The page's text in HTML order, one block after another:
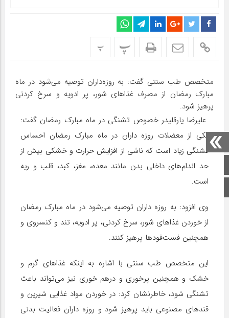
صفحه اصلی
اینستاگرام
پ پ
متخصص طب سنتی گفت: به روزه‌داران توصیه می‌شود در ماه
مبارک رمضان از مصرف غذاهای شور، پر ادویه و سرخ کردنی
پرهیز شود.
علیرضا یارقلیدر خصوص تشنگی در ماه مبارک رمضان گفت:
یکی از معضلات روزه داران در ماه مبارک رمضان احساس
تشنگی زیاد است که ناشی از افزایش حرارت و خشکی بیش از
حد اندام‌های داخلی بدن مانند معده، مغز، کبد، قلب و ریه
است.
وی افزود: به روزه داران توصیه می‌شود در ماه مبارک رمضان
از خوردن غذاهای شور، سرخ کردنی، پر ادویه، تند و کنسروی و
همچنین فست‌فودها پرهیز کنند.
این متخصص طب سنتی با اشاره به اینکه غذاهای گرم و
خشک و همچنین پرخوری و درهم خوری نیز می‌تواند باعث
تشنگی شود، خاطرنشان کرد: در خوردن مواد غذایی شیرین و
قندهای مصنوعی باید پرهیز شود و روزه داران فعالیت بدنی